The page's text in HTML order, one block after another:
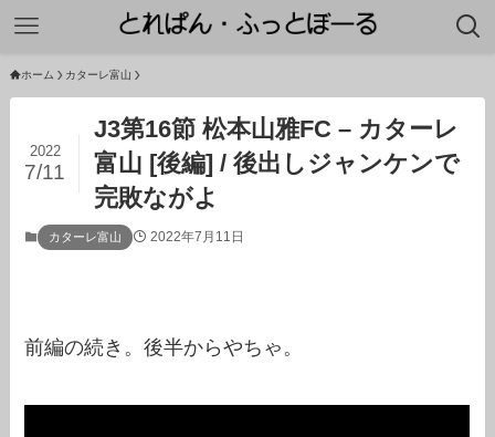
ホーム カターレ富山
J3第16節 松本山雅FC – カターレ
富山 [後編] / 後出しジャンケンで
完敗ながよ
2022
7/11
カターレ富山 2022年7月11日
前編の続き。後半からやちゃ。